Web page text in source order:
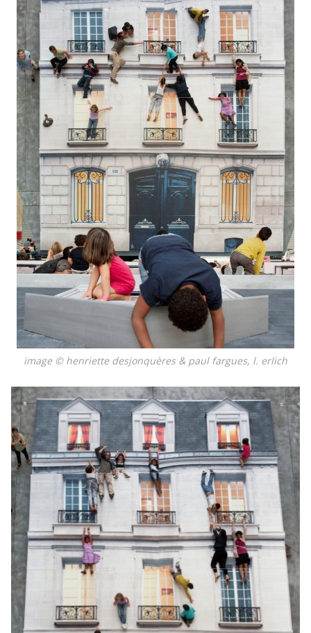
image © henriette desjonquères & paul fargues, l. erlich